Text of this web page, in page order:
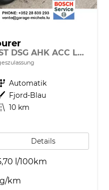
1.5 eTSI 110 kW Kombi ST DSG AHK ACC LED
Getriebe Automatik
Außenfarbe Fjord-Blau
Kilometerstand 10 km
Details
l/100km
g/km